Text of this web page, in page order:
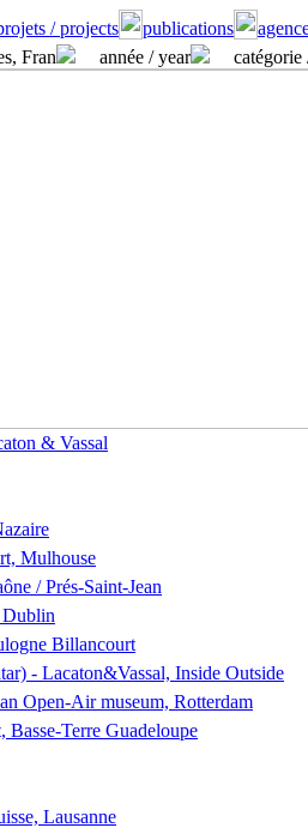
/ projects publications
Fran année / year catégorie
& Vassal
Mulhouse
/ Prés-Saint-Jean
Dublin
Billancourt
- Lacaton&Vassal, Inside Outside
Open-Air museum, Rotterdam
Basse-Terre Guadeloupe
Lausanne